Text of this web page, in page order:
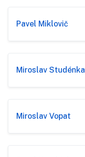
Pavel Miklovič
Miroslav Studénka
Miroslav Vopat